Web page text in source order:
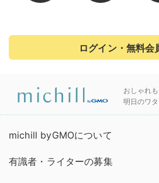
ログイン・無料会
おしゃれも
明日のワ
michill byGMOについて
有識者・ライターの募集